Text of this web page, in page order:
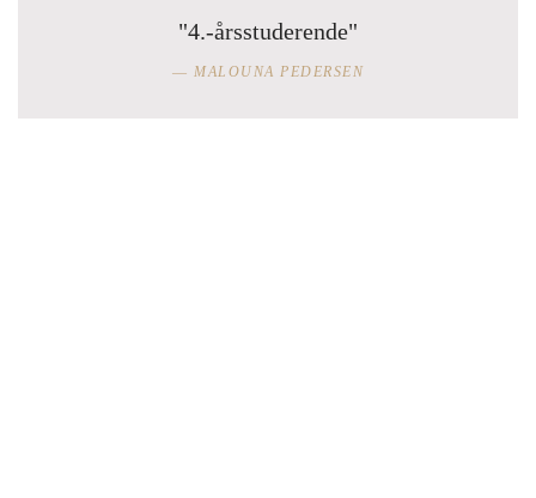
"4.-årsstuderende"
MALOUNA PEDERSEN